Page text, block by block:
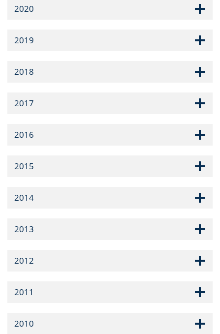
2020
2019
2018
2017
2016
2015
2014
2013
2012
2011
2010